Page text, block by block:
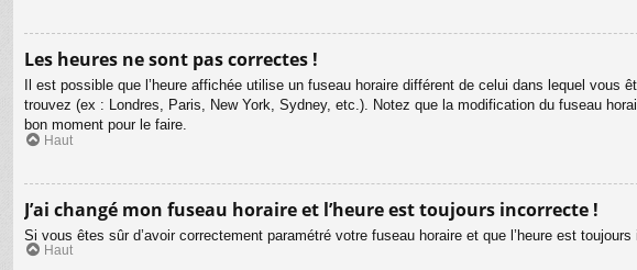
Les heures ne sont pas correctes !
Il est possible que l’heure affichée utilise un fuseau horaire différent de celui dans lequel vous
trouvez (ex : Londres, Paris, New York, Sydney, etc.). Notez que la modification du fuseau
bon moment pour le faire.
Haut
J’ai changé mon fuseau horaire et l’heure est toujours incorrecte !
Si vous êtes sûr d’avoir correctement paramétré votre fuseau horaire et que l’heure est
Haut